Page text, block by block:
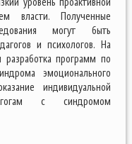
власти. Полученные
могут быть
и психологов. На
программ по
эмоционального
индивидуальной
с синдромом